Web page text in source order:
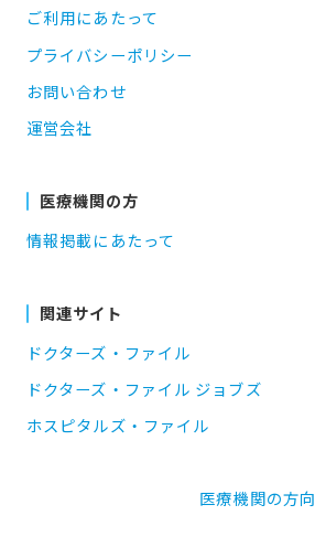
ご利用にあたって
プライバシーポリシー
お問い合わせ
運営会社
医療機関の方
情報掲載にあたって
関連サイト
ドクターズ・ファイル
ドクターズ・ファイル ジョブズ
ホスピタルズ・ファイル
医療機関の方